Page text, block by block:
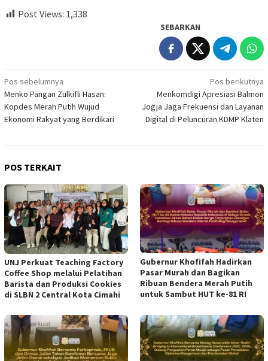
Post Views: 1,338
SEBARKAN
Navigasi
pos
Pos sebelumnya
Menko Pangan Zulkifli Hasan:
Kopdes Merah Putih Wujud
Ekonomi Rakyat yang Berdikari
Pos berikutnya
Menkomdigi Apresiasi Balmon
Jogja Jaga Frekuensi dan Layanan
Digital di Peluncuran KDMP Klaten
POS TERKAIT
UNJ Perkuat Teaching Factory
Coffee Shop melalui Pelatihan
Barista dan Produksi Cookies
di SLBN 2 Central Kota Cimahi
Gubernur Khofifah Hadirkan
Pasar Murah dan Bagikan
Ribuan Bendera Merah Putih
untuk Sambut HUT ke-81 RI